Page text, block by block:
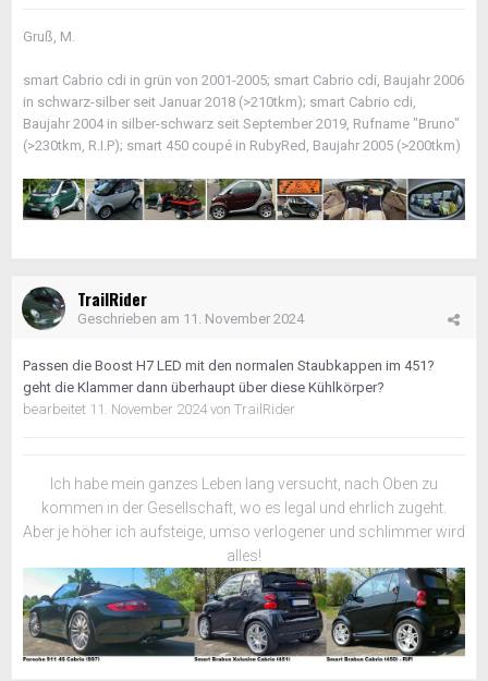
Gruß, M.
smart Cabrio cdi in grün von 2001-2005; smart Cabrio cdi, Baujahr 2006
in schwarz-silber seit Januar 2018 (>210tkm); smart Cabrio cdi,
Baujahr 2004 in silber-schwarz seit September 2019, Rufname "Bruno"
(>230tkm, R.I.P); smart 450 coupé in RubyRed, Baujahr 2005 (>200tkm)
TrailRider
Geschrieben am 11. November 2024
Passen die Boost H7 LED mit den normalen Staubkappen im 451?
geht die Klammer dann überhaupt über diese Kühlkörper?
bearbeitet 11. November 2024 von TrailRider
Ich habe mein ganzes Leben lang versucht, nach Oben zu
kommen in der Gesellschaft, wo es legal und ehrlich zugeht.
Aber je höher ich aufsteige, umso verlogener und schlimmer wird
alles!